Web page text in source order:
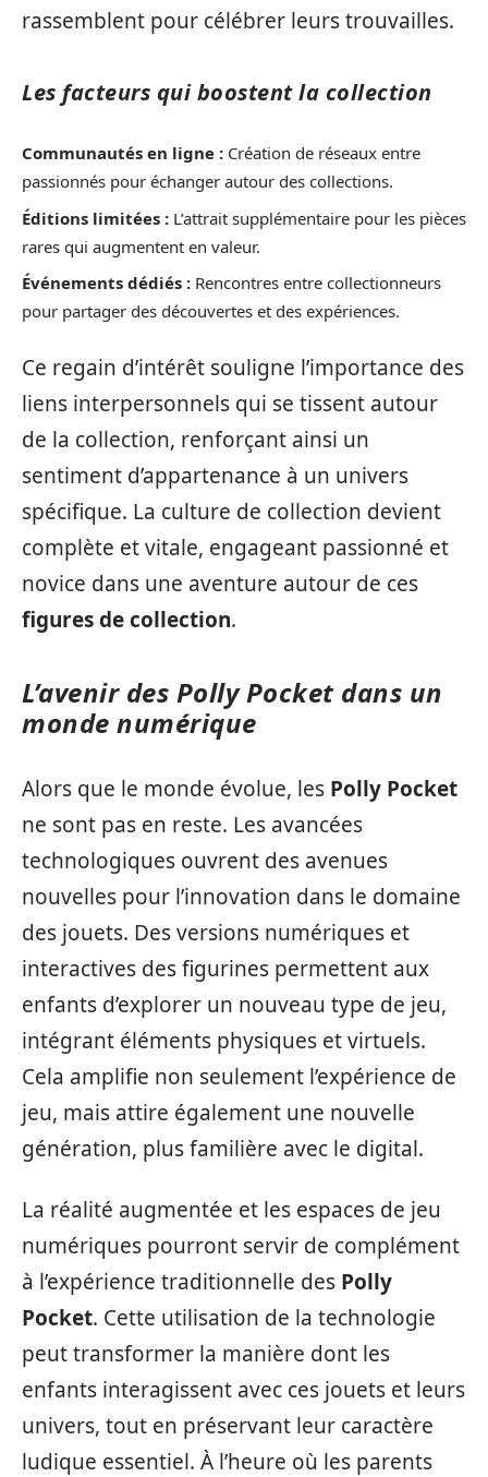
rassemblent pour célébrer leurs trouvailles.
Les facteurs qui boostent la collection
Communautés en ligne : Création de réseaux entre
passionnés pour échanger autour des collections.
Éditions limitées : L’attrait supplémentaire pour les pièces
rares qui augmentent en valeur.
Événements dédiés : Rencontres entre collectionneurs
pour partager des découvertes et des expériences.
Ce regain d’intérêt souligne l’importance des
liens interpersonnels qui se tissent autour
de la collection, renforçant ainsi un
sentiment d’appartenance à un univers
spécifique. La culture de collection devient
complète et vitale, engageant passionné et
novice dans une aventure autour de ces
figures de collection.
L’avenir des Polly Pocket dans un
monde numérique
Alors que le monde évolue, les Polly Pocket
ne sont pas en reste. Les avancées
technologiques ouvrent des avenues
nouvelles pour l’innovation dans le domaine
des jouets. Des versions numériques et
interactives des figurines permettent aux
enfants d’explorer un nouveau type de jeu,
intégrant éléments physiques et virtuels.
Cela amplifie non seulement l’expérience de
jeu, mais attire également une nouvelle
génération, plus familière avec le digital.
La réalité augmentée et les espaces de jeu
numériques pourront servir de complément
à l’expérience traditionnelle des Polly
Pocket. Cette utilisation de la technologie
peut transformer la manière dont les
enfants interagissent avec ces jouets et leurs
univers, tout en préservant leur caractère
ludique essentiel. À l’heure où les parents